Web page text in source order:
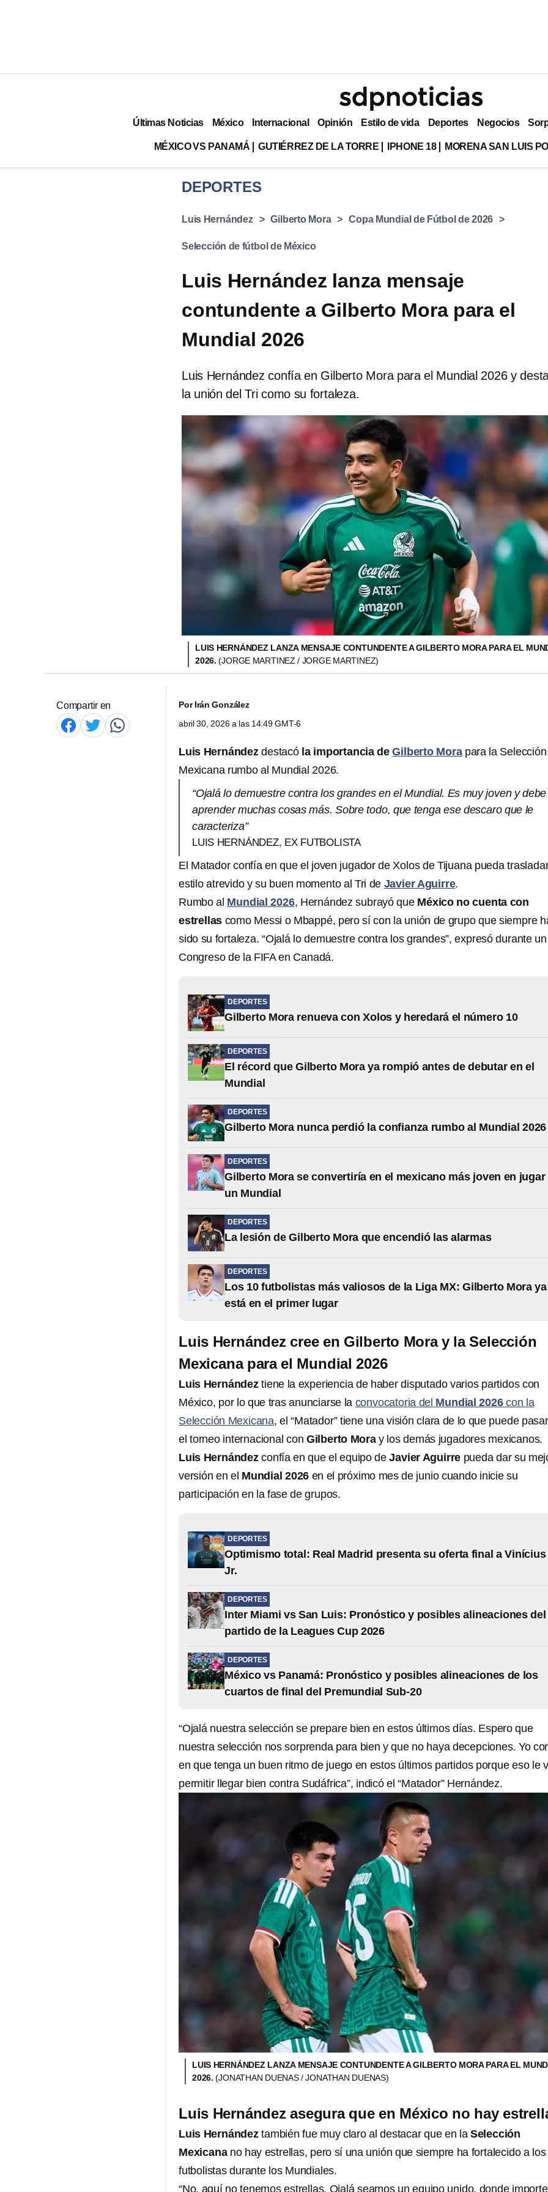
Últimas Noticias México Internacional Opinión Estilo de vida Deportes Negocios
MÉXICO VS PANAMÁ GUTIÉRREZ DE LA TORRE IPHONE 18 MORENA SAN LUIS
DEPORTES
Luis Hernández ⁠Gilberto Mora Copa Mundial de Fútbol de 2026
Selección de fútbol de México
Luis Hernández lanza mensaje
contundente a Gilberto Mora para el
Mundial 2026
Luis Hernández confía en Gilberto Mora para el Mundial 2026 y
la unión del Tri como su fortaleza.
LUIS HERNÁNDEZ LANZA MENSAJE CONTUNDENTE A GILBERTO MORA PARA EL
2026.(JORGE MARTINEZ / JORGE MARTINEZ)
Compartir en PorIrán González
abril 30, 2026 a las 14:49 GMT-6
Luis Hernándezdestacó la importancia deGilberto Morapara la Selección
Mexicana rumbo al Mundial 2026.
“Ojalá lo demuestre contra los grandes en el Mundial. Es muy joven y debe
aprender muchas cosas más. Sobre todo, que tenga ese descaro que le
caracteriza”
LUIS HERNÁNDEZ, EX FUTBOLISTA
El Matador confía en que el joven jugador de Xolos de Tijuana pueda
estilo atrevido y su buen momento al Tri de Javier Aguirre.
Rumbo al Mundial 2026, Hernández subrayó que México no cuenta con
estrellas como Messi o Mbappé, pero sí con la unión de grupo que siempre
sido su fortaleza. “Ojalá lo demuestre contra los grandes”, expresó durante un
Congreso de la FIFA en Canadá.
DEPORTES
Gilberto Mora renueva con Xolos y heredará el número 10
DEPORTES
El récord que Gilberto Mora ya rompió antes de debutar en el
Mundial
DEPORTES
Gilberto Mora nunca perdió la confianza rumbo al Mundial 2026
DEPORTES
Gilberto Mora se convertiría en el mexicano más joven en jugar
un Mundial
DEPORTES
La lesión de Gilberto Mora que encendió las alarmas
DEPORTES
Los 10 futbolistas más valiosos de la Liga MX: Gilberto Mora ya
está en el primer lugar
Luis Hernández cree en Gilberto Mora y la Selección
Mexicana para el Mundial 2026
Luis Hernándeztiene la experiencia de haber disputado varios partidos con
México, por lo que tras anunciarse la convocatoria del Mundial 2026con la
Selección Mexicana, el “Matador” tiene una visión clara de lo que puede
el torneo internacional con Gilberto Moray los demás jugadores mexicanos.
Luis Hernándezconfía en que el equipo deJavier Aguirre pueda dar su
versión en el Mundial 2026 en el próximo mes de junio cuando inicie su
participación en la fase de grupos.
DEPORTES
Optimismo total: Real Madrid presenta su oferta final a Vinícius
Jr.
DEPORTES
Inter Miami vs San Luis: Pronóstico y posibles alineaciones del
partido de la Leagues Cup 2026
DEPORTES
México vs Panamá: Pronóstico y posibles alineaciones de los
cuartos de final del Premundial Sub-20
“Ojalá nuestra selección se prepare bien en estos últimos días. Espero que
nuestra selección nos sorprenda para bien y que no haya decepciones. Yo
en que tenga un buen ritmo de juego en estos últimos partidos porque eso le
permitir llegar bien contra Sudáfrica”, indicó el “Matador” Hernández.
LUIS HERNÁNDEZ LANZA MENSAJE CONTUNDENTE A GILBERTO MORA PARA EL
2026.(JONATHAN DUENAS / JONATHAN DUENAS)
Luis Hernández asegura que en México no hay
Luis Hernándeztambién fue muy claro al destacar que en la Selección
Mexicanano hay estrellas, pero sí una unión que siempre ha fortalecido a los
futbolistas durante los Mundiales.
“No, aquí no tenemos estrellas. Ojalá seamos un equipo unido, donde